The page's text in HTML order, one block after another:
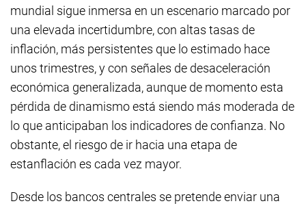
mundial sigue inmersa en un escenario marcado por
una elevada incertidumbre, con altas tasas de
inflación, más persistentes que lo estimado hace
unos trimestres, y con señales de desaceleración
económica generalizada, aunque de momento esta
pérdida de dinamismo está siendo más moderada de
lo que anticipaban los indicadores de confianza. No
obstante, el riesgo de ir hacia una etapa de
estanflación es cada vez mayor.
Desde los bancos centrales se pretende enviar una